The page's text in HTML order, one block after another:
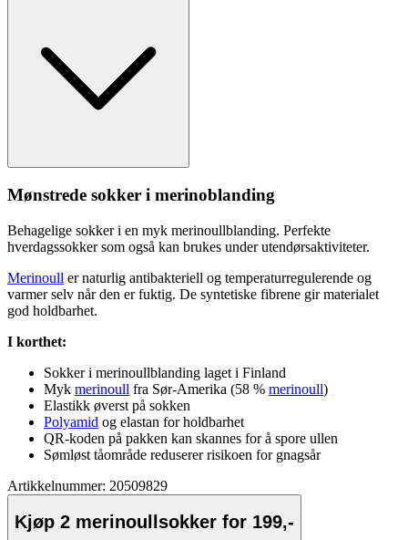
Mønstrede sokker i merinoblanding
Behagelige sokker i en myk merinoullblanding. Perfekte
hverdagssokker som også kan brukes under utendørsaktiviteter.
Merinoull er naturlig antibakteriell og temperaturregulerende og
varmer selv når den er fuktig. De syntetiske fibrene gir materialet
god holdbarhet.
I korthet:
Sokker i merinoullblanding laget i Finland
Myk merinoull fra Sør-Amerika (58 % merinoull)
Elastikk øverst på sokken
Polyamid og elastan for holdbarhet
QR-koden på pakken kan skannes for å spore ullen
Sømløst tåområde reduserer risikoen for gnagsår
Artikkelnummer: 20509829
Kjøp 2 merinoullsokker for 199,-